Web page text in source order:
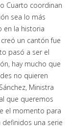
Cuarto coordinan
sea lo más
en la historia
un cantón fue
pasó a ser el
hay mucho que
no quieren
Ministra
que queremos
el momento para
una serie